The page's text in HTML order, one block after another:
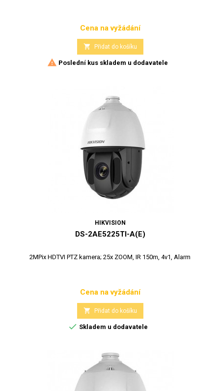
Cena
Cena na vyžádání
 Přidat do košíku
 Poslední kus skladem u dodavatele
HIKVISION
DS-2AE5225TI-A(E)
2MPix HDTVI PTZ kamera; 25x ZOOM, IR 150m, 4v1, Alarm
Cena
Cena na vyžádání
 Přidat do košíku
 Skladem u dodavatele